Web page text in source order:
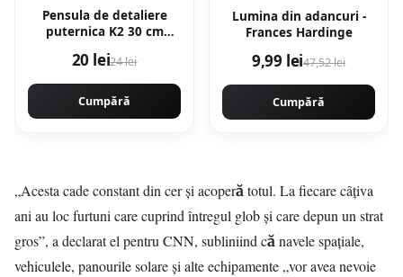
Pensula de detaliere
puternica K2 30 cm
20 lei24 lei
Cumpără
Lumina din adancuri -
Frances Hardinge
9,99 lei47,52 lei
Cumpără
„Acesta cade constant din cer și acoperă totul. La fiecare câțiva
ani au loc furtuni care cuprind întregul glob și care depun un strat
gros”, a declarat el pentru CNN, subliniind că navele spațiale,
vehiculele, panourile solare și alte echipamente „vor avea nevoie